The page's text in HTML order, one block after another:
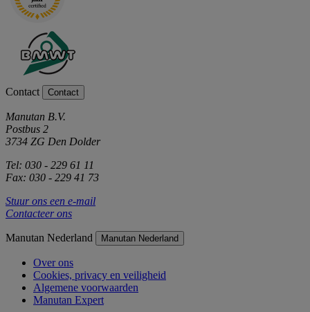
Contact Contact
Manutan B.V.
Postbus 2
3734 ZG Den Dolder
Tel: 030 - 229 61 11
Fax: 030 - 229 41 73
Stuur ons een e-mail
Contacteer ons
Manutan Nederland Manutan Nederland
Over ons
Cookies, privacy en veiligheid
Algemene voorwaarden
Manutan Expert